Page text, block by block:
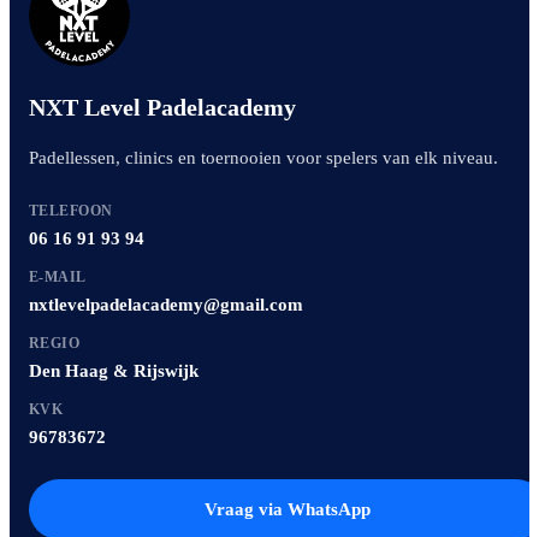
NXT Level Padelacademy
Padellessen, clinics en toernooien voor spelers van elk niveau.
TELEFOON
06 16 91 93 94
E-MAIL
nxtlevelpadelacademy@gmail.com
REGIO
Den Haag & Rijswijk
KVK
96783672
Vraag via WhatsApp